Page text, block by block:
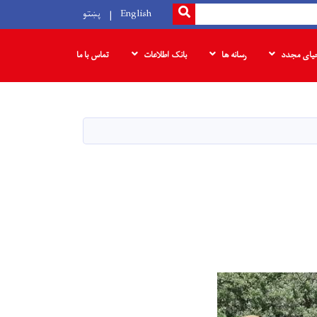
SEARCH
English پښتو
مجدد رسانه ها بانک‌ اطلاعات تماس با ما